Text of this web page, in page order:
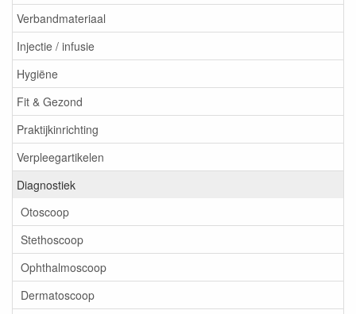
Verbandmateriaal
Injectie / infusie
Hygiëne
Fit & Gezond
Praktijkinrichting
Verpleegartikelen
Diagnostiek
Otoscoop
Stethoscoop
Ophthalmoscoop
Dermatoscoop